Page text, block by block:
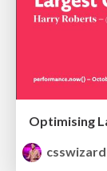
Optimising